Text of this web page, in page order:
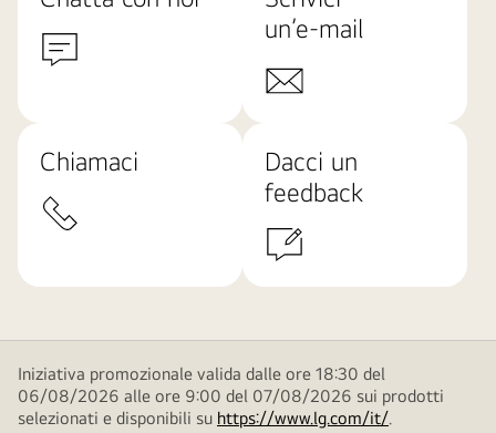
un’e-mail
Chiamaci
Dacci un
feedback
Iniziativa promozionale valida dalle ore 18:30 del
06/08/2026 alle ore 9:00 del 07/08/2026 sui prodotti
selezionati e disponibili su https://www.lg.com/it/.